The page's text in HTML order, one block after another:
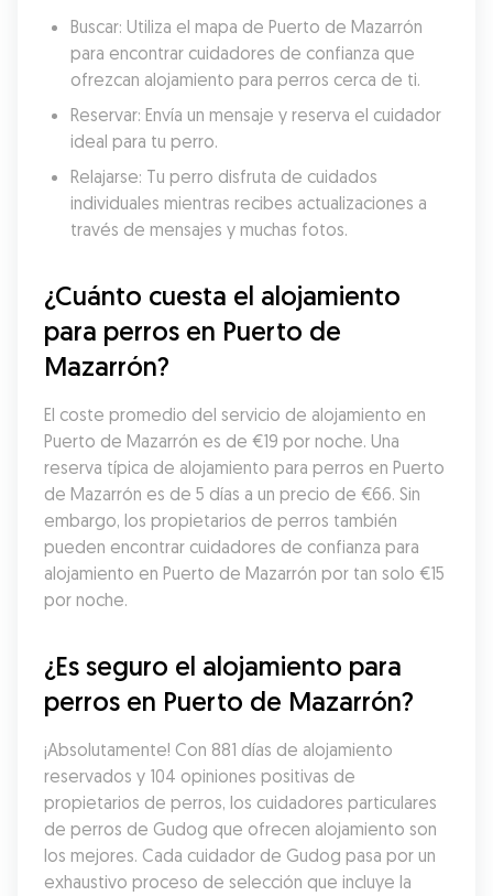
Buscar: Utiliza el mapa de Puerto de Mazarrón
para encontrar cuidadores de confianza que
ofrezcan alojamiento para perros cerca de ti.
Reservar: Envía un mensaje y reserva el cuidador
ideal para tu perro.
Relajarse: Tu perro disfruta de cuidados
individuales mientras recibes actualizaciones a
través de mensajes y muchas fotos.
¿Cuánto cuesta el alojamiento
para perros en Puerto de
Mazarrón?
El coste promedio del servicio de alojamiento en
Puerto de Mazarrón es de €19 por noche. Una
reserva típica de alojamiento para perros en Puerto
de Mazarrón es de 5 días a un precio de €66. Sin
embargo, los propietarios de perros también
pueden encontrar cuidadores de confianza para
alojamiento en Puerto de Mazarrón por tan solo €15
por noche.
¿Es seguro el alojamiento para
perros en Puerto de Mazarrón?
¡Absolutamente! Con 881 días de alojamiento
reservados y 104 opiniones positivas de
propietarios de perros, los cuidadores particulares
de perros de Gudog que ofrecen alojamiento son
los mejores. Cada cuidador de Gudog pasa por un
exhaustivo proceso de selección que incluye la